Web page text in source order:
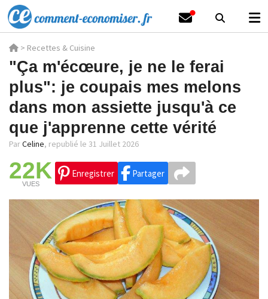
> Recettes & Cuisine
"Ça m'écœure, je ne le ferai
plus": je coupais mes melons
dans mon assiette jusqu'à ce
que j'apprenne cette vérité
ParCeline, republié le 31 Juillet 2026
22K
VUES
Enregistrer Partager